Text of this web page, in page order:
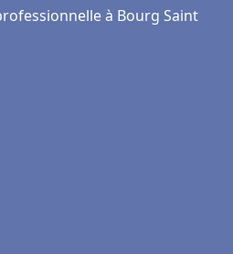
à Bourg Saint